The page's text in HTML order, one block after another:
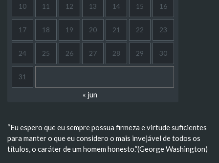
10 11 12 13 14 15 16
17 18 19 20 21 22 23
24 25 26 27 28 29 30
31
« jun
“Eu espero que eu sempre possua firmeza e virtude suficientes
para manter o que eu considero o mais invejável de todos os
títulos, o caráter de um homem honesto.”(George Washington)